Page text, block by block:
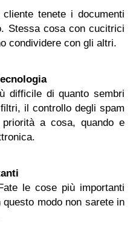
tenete i documenti
Stessa cosa con cucitrici
condividere con gli altri.
difficile di quanto sembri
il controllo degli spam
a cosa, quando e
le cose più importanti
modo non sarete in